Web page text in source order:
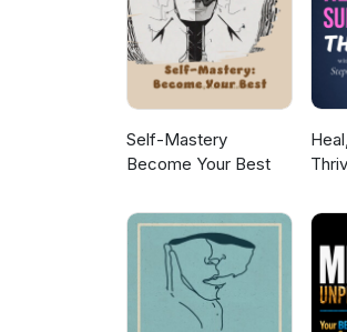
Self-Mastery
Become Your Best